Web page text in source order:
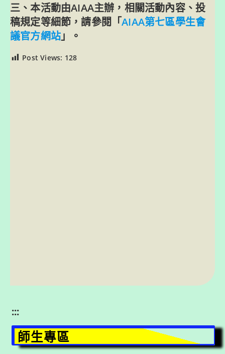
三、本活動由AIAA主辦，相關活動內容、投
稿規定等細節，請參閱「AIAA第七區學生會
議官方網站」。
Post Views: 128
:::
師生專區